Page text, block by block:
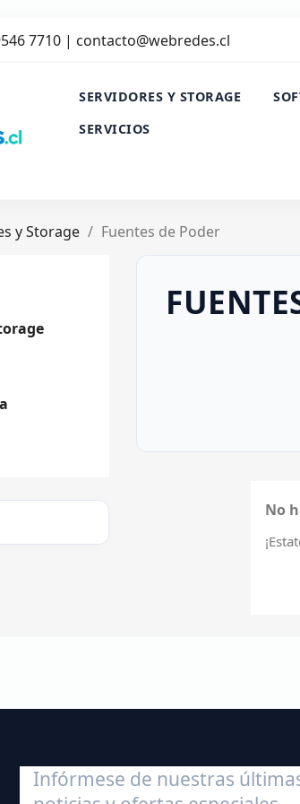
7710 | contacto@webredes.cl
SERVIDORES Y STORAGE
SERVICIOS
y Storage Fuentes de Poder
No
Infórmese de nuestras